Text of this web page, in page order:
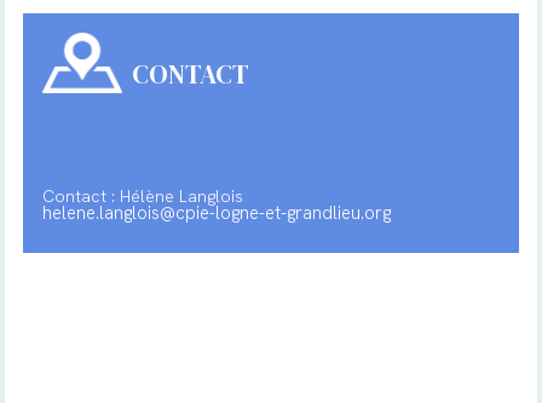
CONTACT
Contact : Hélène Langlois
helene.langlois@cpie-logne-et-grandlieu.org